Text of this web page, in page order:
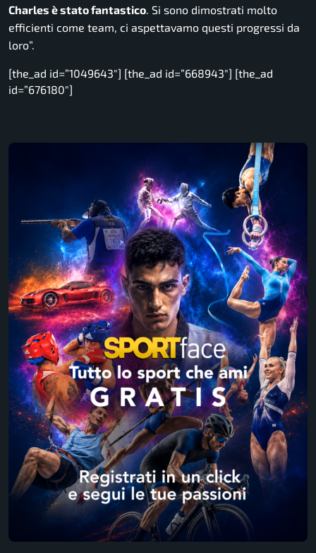
Charles è stato fantastico. Si sono dimostrati molto
efficienti come team, ci aspettavamo questi progressi da
loro”.
[the_ad id=”1049643″] [the_ad id=”668943″] [the_ad
id=”676180″]